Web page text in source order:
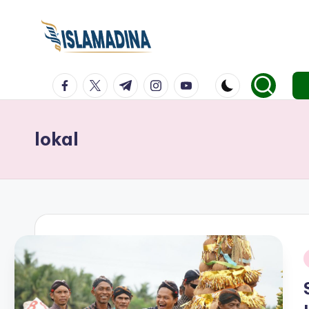
facebook.com
twitter.com
t.me instagram.com
youtube.com
lokal